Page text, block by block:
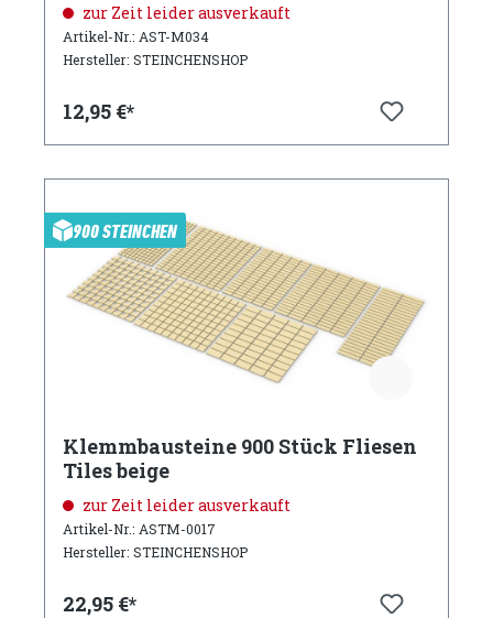
zur Zeit leider ausverkauft
Artikel-Nr.: AST-M034
Hersteller: STEINCHENSHOP
12,95 €*
900 STEINCHEN
Klemmbausteine 900 Stück Fliesen
Tiles beige
zur Zeit leider ausverkauft
Artikel-Nr.: ASTM-0017
Hersteller: STEINCHENSHOP
22,95 €*